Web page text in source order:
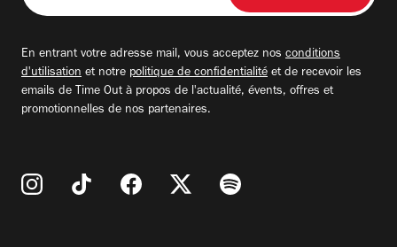
adresse
En entrant votre adresse mail, vous acceptez nos conditions
d'utilisation et notre politique de confidentialité et de recevoir les
emails de Time Out à propos de l'actualité, évents, offres et
promotionnelles de nos partenaires.